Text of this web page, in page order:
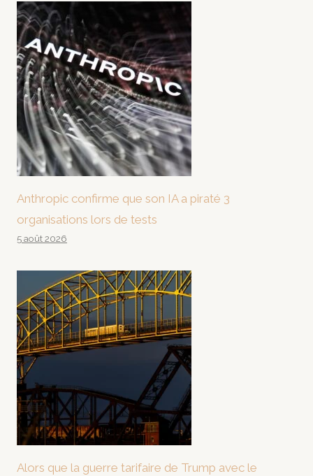
Anthropic confirme que son IA a piraté 3
organisations lors de tests
5 août 2026
Alors que la guerre tarifaire de Trump avec le